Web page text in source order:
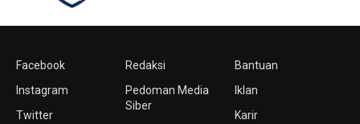
Facebook
Instagram
Twitter
Redaksi
Pedoman Media
Siber
Bantuan
Iklan
Karir